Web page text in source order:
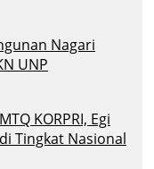
Nagari
UNP
KORPRI, Egi
Tingkat Nasional